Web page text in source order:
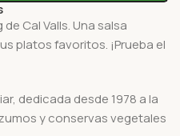
Cal Valls. Una salsa
platos favoritos. ¡Prueba el
dedicada desde 1978 a la
y conservas vegetales